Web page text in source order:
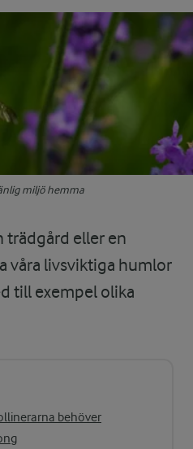
miljö hemma
trädgård eller en
våra livsviktiga humlor
till exempel olika
behöver